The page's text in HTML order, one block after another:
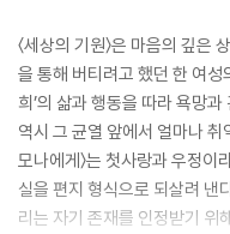
〈세상의 기원〉은 마음의 깊
을 통해 버티려고 했던 한 여성
희’의 삶과 행동을 따라 욕망
역시 그 균열 앞에서 얼마나 취
모나에게〉는 첫사랑과 우정
실을 편지 형식으로 되살려 낸
리는 자기 존재를 인정받기 위